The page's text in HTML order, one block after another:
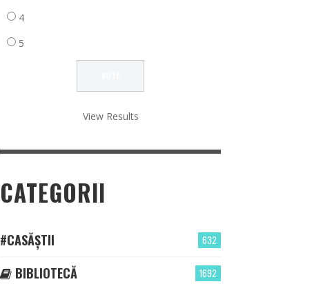
4
5
View Results
CATEGORII
632
#CASĂȘTII
1692
BIBLIOTECĂ